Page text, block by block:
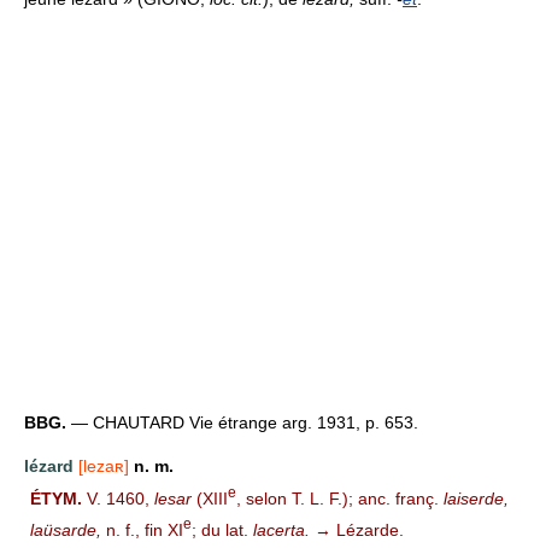
BBG. — CHAUTARD Vie étrange arg. 1931, p. 653.
lézard [lezaʀ] n. m.
ÉTYM. V. 1460, lesar (XIIIe , selon T. L. F.); anc. franç. laiserde,
laüsarde, n. f., fin XIe; du lat. lacerta. → Lézarde.